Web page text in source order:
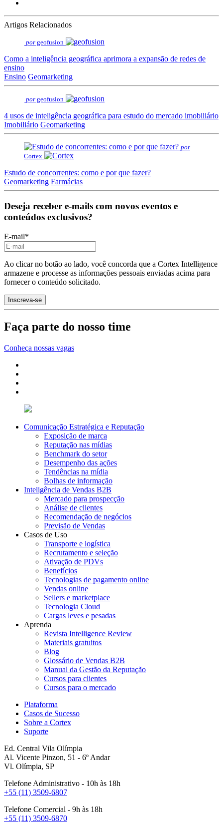
Artigos Relacionados
por geofusion
Como a inteligência geográfica aprimora a expansão de redes de
ensino
Ensino Geomarketing
por geofusion
4 usos de inteligência geográfica para estudo do mercado imobiliário
Imobiliário Geomarketing
por
Cortex
Estudo de concorrentes: como e por que fazer?
Geomarketing Farmácias
Deseja receber e-mails com novos eventos e
conteúdos exclusivos?
E-mail*
Ao clicar no botão ao lado, você concorda que a Cortex Intelligence
armazene e processe as informações pessoais enviadas acima para
fornecer o conteúdo solicitado.
Faça parte do nosso time
Conheça nossas vagas
Comunicação Estratégica e Reputação
Exposição de marca
Reputação nas mídias
Benchmark do setor
Desempenho das ações
Tendências na mídia
Bolhas de informação
Inteligência de Vendas B2B
Mercado para prospecção
Análise de clientes
Recomendação de negócios
Previsão de Vendas
Casos de Uso
Transporte e logística
Recrutamento e seleção
Ativação de PDVs
Benefícios
Tecnologias de pagamento online
Vendas online
Sellers e marketplace
Tecnologia Cloud
Cargas leves e pesadas
Aprenda
Revista Intelligence Review
Materiais gratuitos
Blog
Glossário de Vendas B2B
Manual da Gestão da Reputação
Cursos para clientes
Cursos para o mercado
Plataforma
Casos de Sucesso
Sobre a Cortex
Suporte
Ed. Central Vila Olímpia
Al. Vicente Pinzon, 51 - 6º Andar
Vl. Olímpia, SP
Telefone Administrativo - 10h às 18h
+55 (11) 3509-6807
Telefone Comercial - 9h às 18h
+55 (11) 3509-6870